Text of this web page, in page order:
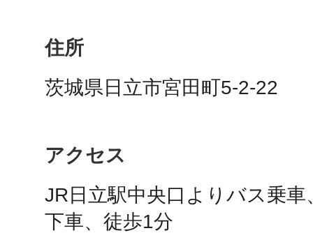
住所
茨城県日立市宮田町5-2-22
アクセス
JR日立駅中央口よりバス乗車
下車、徒歩1分
多度津